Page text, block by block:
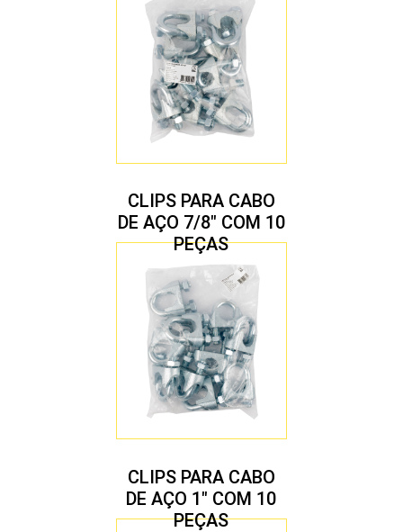
CLIPS PARA CABO
DE AÇO 7/8″ COM 10
PEÇAS
CLIPS PARA CABO
DE AÇO 1″ COM 10
PEÇAS